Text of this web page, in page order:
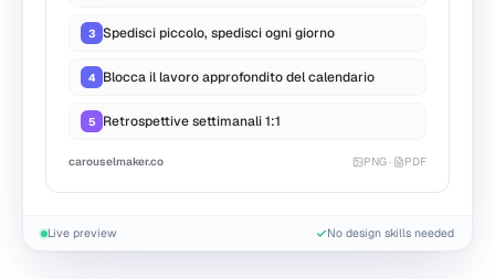
3 Spedisci piccolo, spedisci ogni giorno
4 Blocca il lavoro approfondito del calendario
5 Retrospettive settimanali 1:1
carouselmaker.co PNG· PDF
Live preview No design skills needed